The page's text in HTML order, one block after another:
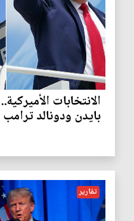
الانتخابات
بايدن ودونالد ترامب
تقارير